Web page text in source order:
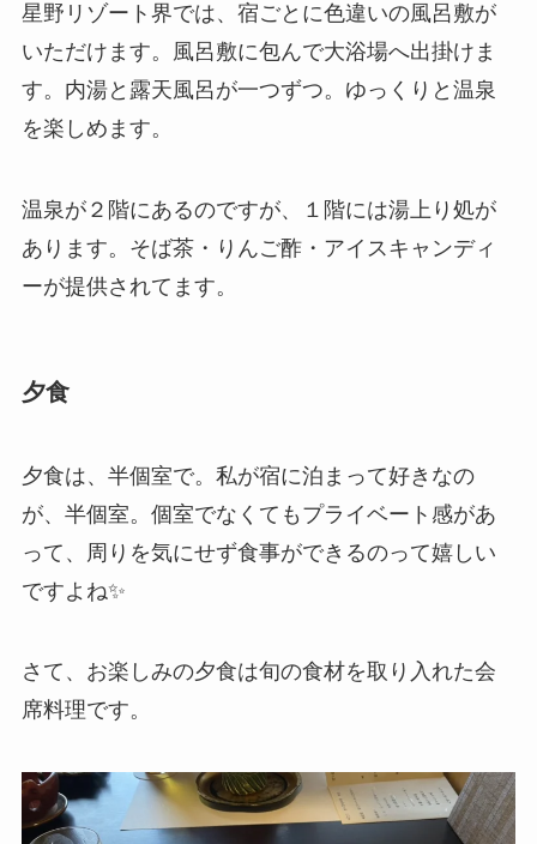
星野リゾート界では、宿ごとに色違いの風呂敷が
いただけます。風呂敷に包んで大浴場へ出掛けま
す。内湯と露天風呂が一つずつ。ゆっくりと温泉
を楽しめます。
温泉が２階にあるのですが、１階には湯上り処が
あります。そば茶・りんご酢・アイスキャンディ
ーが提供されてます。
夕食
夕食は、半個室で。私が宿に泊まって好きなの
が、半個室。個室でなくてもプライベート感があ
って、周りを気にせず食事ができるのって嬉しい
ですよね✨️
さて、お楽しみの夕食は旬の食材を取り入れた会
席料理です。